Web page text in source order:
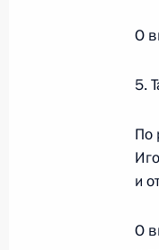
О
5.
По
и
О